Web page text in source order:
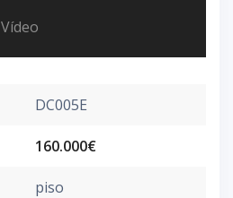
Vídeo
DC005E
160.000€
piso